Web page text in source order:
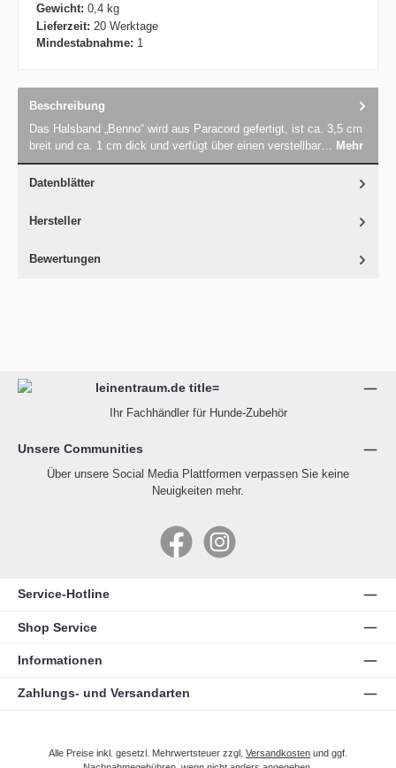
Gewicht: 0,4 kg
Lieferzeit: 20 Werktage
Mindestabnahme: 1
Beschreibung
Das Halsband „Benno“ wird aus Paracord gefertigt, ist ca. 3,5 cm
breit und ca. 1 cm dick und verfügt über einen verstellbar… Mehr
Datenblätter
Hersteller
Bewertungen
Ihr Fachhändler für Hunde-Zubehör
Unsere Communities
Über unsere Social Media Plattformen verpassen Sie keine
Neuigkeiten mehr.
FacebookInstagram
Service-Hotline
Shop Service
Informationen
Zahlungs- und Versandarten
Alle Preise inkl. gesetzl. Mehrwertsteuer zzgl. Versandkosten und ggf.